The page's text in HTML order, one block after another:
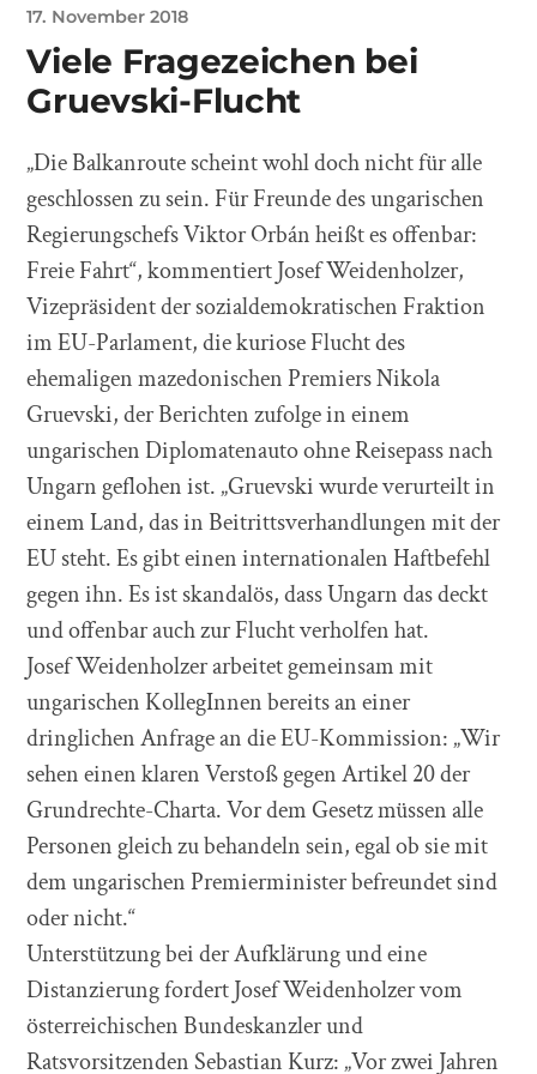
17. November 2018
Viele Fragezeichen bei
Gruevski-Flucht
„Die Balkanroute scheint wohl doch nicht für alle
geschlossen zu sein. Für Freunde des ungarischen
Regierungschefs Viktor Orbán heißt es offenbar:
Freie Fahrt“, kommentiert Josef Weidenholzer,
Vizepräsident der sozialdemokratischen Fraktion
im EU-Parlament, die kuriose Flucht des
ehemaligen mazedonischen Premiers Nikola
Gruevski, der Berichten zufolge in einem
ungarischen Diplomatenauto ohne Reisepass nach
Ungarn geflohen ist. „Gruevski wurde verurteilt in
einem Land, das in Beitrittsverhandlungen mit der
EU steht. Es gibt einen internationalen Haftbefehl
gegen ihn. Es ist skandalös, dass Ungarn das deckt
und offenbar auch zur Flucht verholfen hat.
Josef Weidenholzer arbeitet gemeinsam mit
ungarischen KollegInnen bereits an einer
dringlichen Anfrage an die EU-Kommission: „Wir
sehen einen klaren Verstoß gegen Artikel 20 der
Grundrechte-Charta. Vor dem Gesetz müssen alle
Personen gleich zu behandeln sein, egal ob sie mit
dem ungarischen Premierminister befreundet sind
oder nicht.“
Unterstützung bei der Aufklärung und eine
Distanzierung fordert Josef Weidenholzer vom
österreichischen Bundeskanzler und
Ratsvorsitzenden Sebastian Kurz: „Vor zwei Jahren